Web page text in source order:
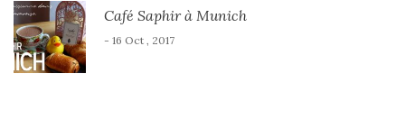
Café Saphir à Munich
- 16 Oct , 2017